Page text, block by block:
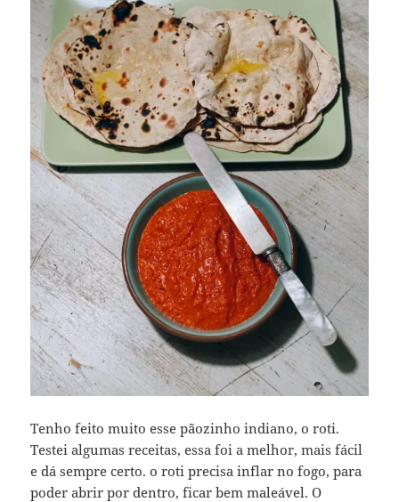
Tenho feito muito esse pãozinho indiano, o roti.
Testei algumas receitas, essa foi a melhor, mais fácil
e dá sempre certo. o roti precisa inflar no fogo, para
poder abrir por dentro, ficar bem maleável. O